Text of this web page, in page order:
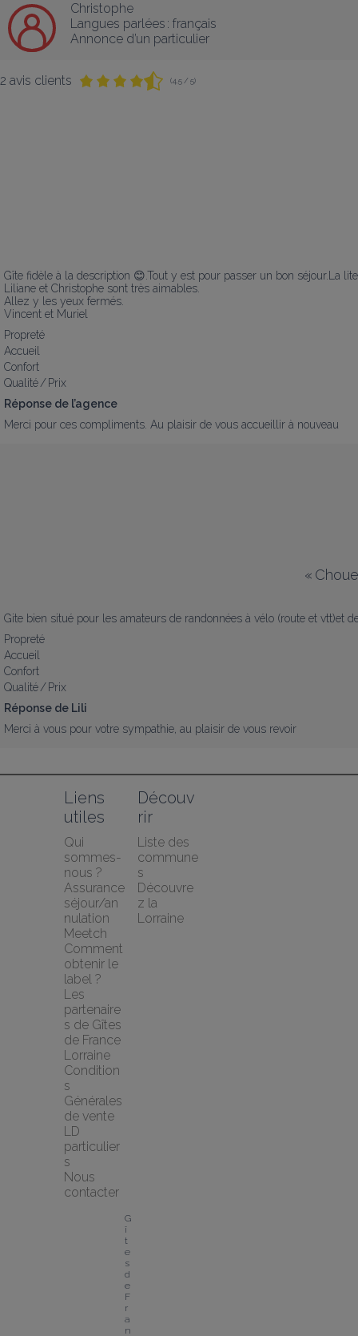
Christophe
Langues parlées : français
Annonce d’un particulier
2 avis clients (4,5 / 5)
Gîte fidèle à la description 😊.Tout y est pour passer un bon séjour.La
Liliane et Christophe sont très aimables.
Allez y les yeux fermés.
Vincent et Muriel
Propreté
Accueil
Confort
Qualité / Prix
Réponse de l’agence
Merci pour ces compliments. Au plaisir de vous accueillir à nouveau
«
Gite bien situé pour les amateurs de randonnées à vélo (route et vtt)et
Propreté
Accueil
Confort
Qualité / Prix
Réponse de Lili
Merci à vous pour votre sympathie, au plaisir de vous revoir
Liens
utiles
Qui
sommes-
nous ?
Assurance
séjour/an
nulation
Meetch
Comment
obtenir le
label ?
Les
partenaire
s de Gîtes
de France
Lorraine
Condition
s
Générales
de vente
LD
particulier
s
Nous
contacter
Découv
rir
Liste des
commune
s
Découvre
z la
Lorraine
G
î
t
e
s
d
e
F
r
a
n